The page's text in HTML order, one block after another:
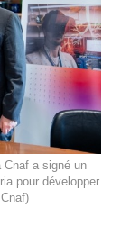
Cnaf a signé un
pour développer